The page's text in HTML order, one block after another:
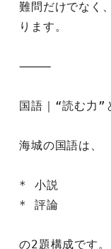
難問だけでなく
ります。
⸻
国語｜“読む力”
海城の国語は、
* 小説
* 評論
の2題構成です。